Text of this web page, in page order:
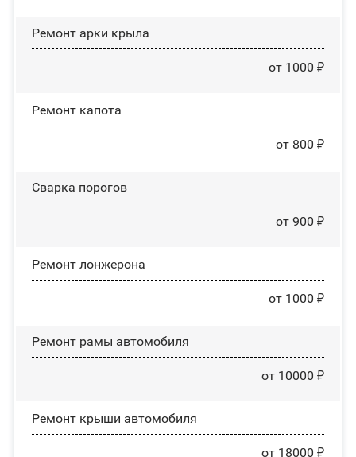
Ремонт арки крыла
от 1000 ₽
Ремонт капота
от 800 ₽
Сварка порогов
от 900 ₽
Ремонт лонжерона
от 1000 ₽
Ремонт рамы автомобиля
от 10000 ₽
Ремонт крыши автомобиля
от 18000 ₽